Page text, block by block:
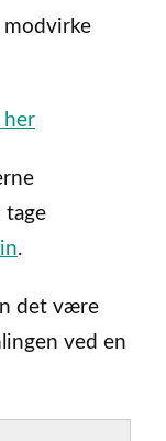
her
.
det være
ved en